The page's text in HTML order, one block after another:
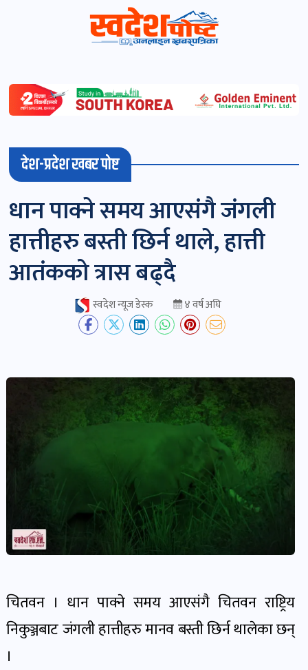
विशेष
माडी
(स्थानीय)
खबर
पोष्ट
चितवन
खबर
विकास-
निर्माण
कृषक
पोष्ट
देश-प्रदेश खबर पोष्ट
धान पाक्ने समय आएसंगै जंगली
हात्तीहरु बस्ती छिर्न थाले, हात्ती
आतंकको त्रास बढ्दै
स्वदेश न्यूज डेस्क ४ वर्ष अघि
चितवन । धान पाक्ने समय आएसंगै चितवन राष्ट्रिय
निकुञ्जबाट जंगली हात्तीहरु मानव बस्ती छिर्न थालेका छन्
।